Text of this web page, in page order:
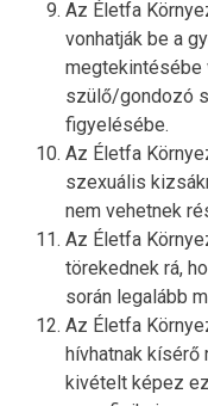
Az Életfa
vonhatják be a
megtekintésébe
szülő/gondozó
figyelésébe.
Az Életfa
szexuális
nem vehetnek
Az Életfa
törekednek rá,
során legalább
Az Életfa
hívhatnak kísérő
kivételt képez